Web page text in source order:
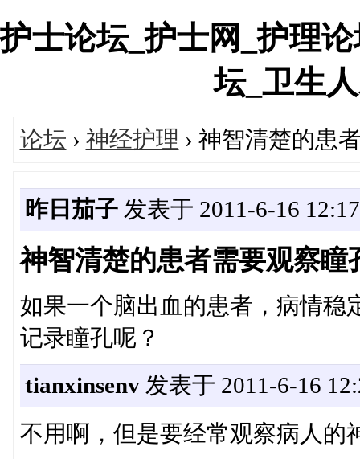
护士论坛_护士网_护理
坛_卫生
论坛 › 神经护理 › 神智清楚的患
昨日茄子发表于 2011-6-16
神智清楚的患者需要观察瞳
如果一个脑出血的患者，病情稳
记录瞳孔呢？
tianxinsenv发表于 2011-6-16
不用啊，但是要经常观察病人的